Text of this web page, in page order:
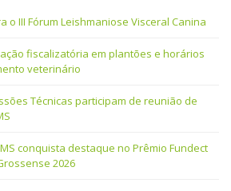
o III Fórum Leishmaniose Visceral Canina
fiscalizatória em plantões e horários
veterinário
Técnicas participam de reunião de
conquista destaque no Prêmio Fundect
2026